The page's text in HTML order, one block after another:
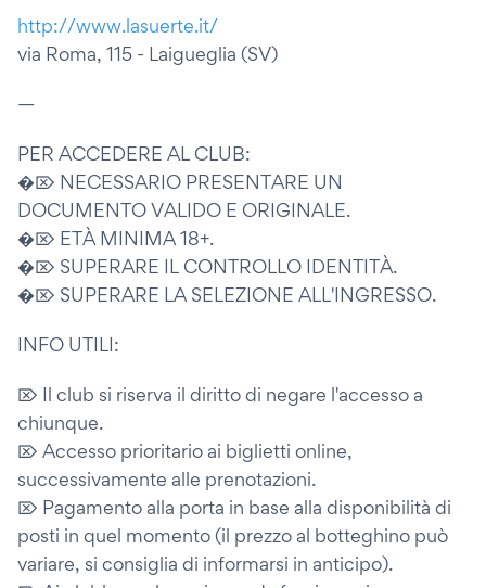
http://www.lasuerte.it/
via Roma, 115 - Laigueglia (SV)
—
PER ACCEDERE AL CLUB:
�⌦ NECESSARIO PRESENTARE UN
DOCUMENTO VALIDO E ORIGINALE.
�⌦ ETÀ MINIMA 18+.
�⌦ SUPERARE IL CONTROLLO IDENTITÀ.
�⌦ SUPERARE LA SELEZIONE ALL'INGRESSO.
INFO UTILI:
⌦ Il club si riserva il diritto di negare l'accesso a
chiunque.
⌦ Accesso prioritario ai biglietti online,
successivamente alle prenotazioni.
⌦ Pagamento alla porta in base alla disponibilità di
posti in quel momento (il prezzo al botteghino può
variare, si consiglia di informarsi in anticipo).